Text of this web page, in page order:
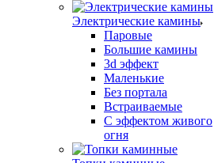
Электрические камины
Паровые
Большие камины
3d эффект
Маленькие
Без портала
Встраиваемые
С эффектом живого
огня